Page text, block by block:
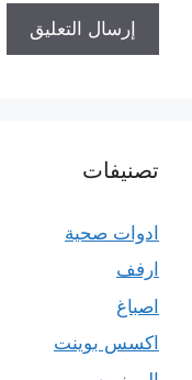
تصنيفات
ادوات صحية
ارفف
اصباغ
اكسس بوينت